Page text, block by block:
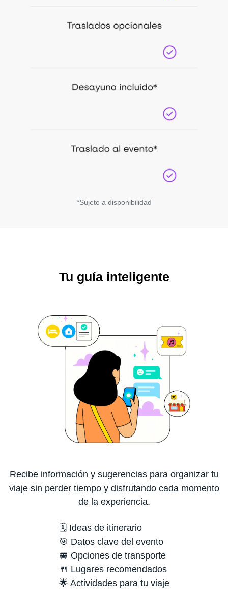
*Sujeto a disponibilidad
Tu guía inteligente
Recibe información y sugerencias para organizar tu
viaje sin perder tiempo y disfrutando cada momento
de la experiencia.
🗓️ Ideas de itinerario
🎯 Datos clave del evento
🚐 Opciones de transporte
🍴 Lugares recomendados
🌟 Actividades para tu viaje